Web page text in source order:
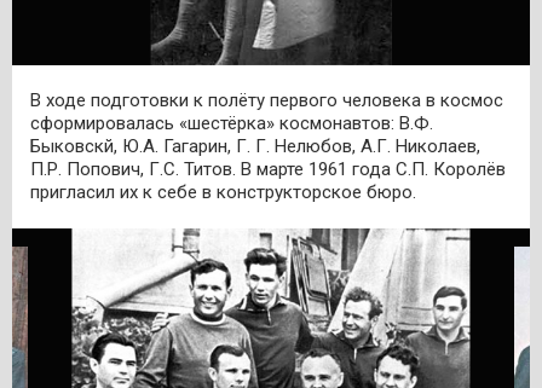
В ходе подготовки к полёту первого человека в космос
сформировалась «шестёрка» космонавтов: В.Ф.
Быковскй, Ю.А. Гагарин, Г. Г. Нелюбов, А.Г. Николаев,
П.Р. Попович, Г.С. Титов. В марте 1961 года С.П. Королёв
пригласил их к себе в конструкторское бюро.